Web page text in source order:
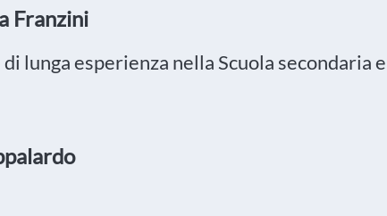
Franzini
lunga esperienza nella Scuola secondaria